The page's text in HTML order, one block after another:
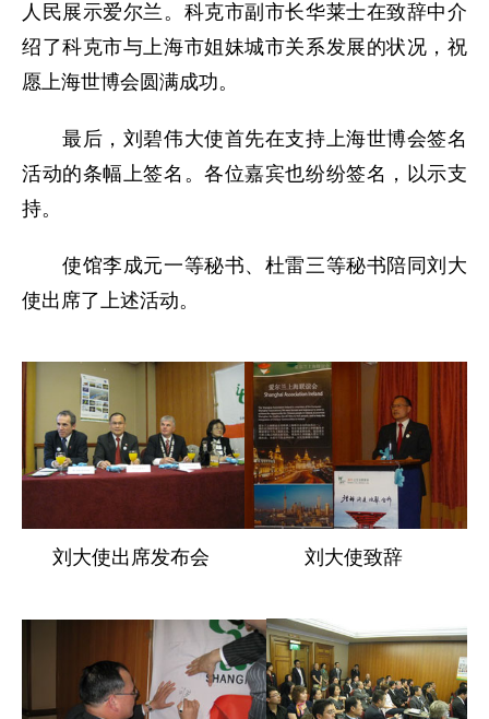
人民展示爱尔兰。科克市副市长华莱士在致辞中介
绍了科克市与上海市姐妹城市关系发展的状况，祝
愿上海世博会圆满成功。
最后，刘碧伟大使首先在支持上海世博会签名
活动的条幅上签名。各位嘉宾也纷纷签名，以示支
持。
使馆李成元一等秘书、杜雷三等秘书陪同刘大
使出席了上述活动。
刘大使出席发布会 刘大使致辞